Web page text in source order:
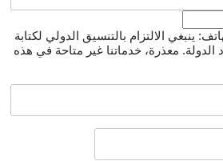
ينبغي الالتزام بالتنسيق الدولي لكتابة
معذرة، خدماتنا غير متاحة في هذه